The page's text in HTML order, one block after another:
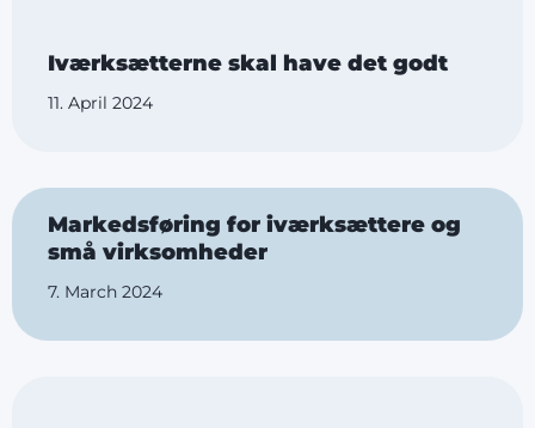
Iværksætterne skal have det godt
11. April 2024
Markedsføring for iværksættere og
små virksomheder
7. March 2024